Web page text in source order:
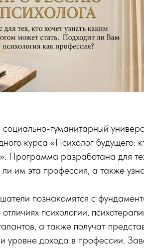
гуманитарный
курса «Психолог будущего:
Программа разработана для
ли им эта профессия, а также
познакомятся с
психологии,
а также получат
уровне дохода в профессии.